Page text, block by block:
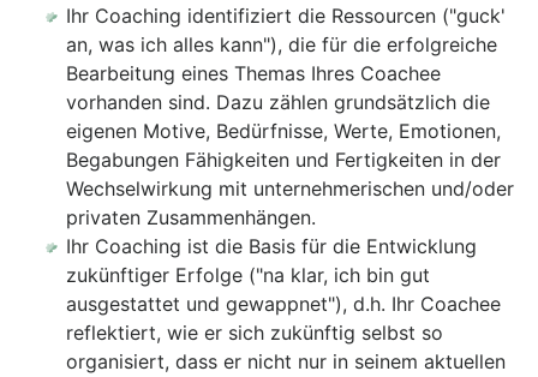
Ihr Coaching identifiziert die Ressourcen ("guck'
an, was ich alles kann"), die für die erfolgreiche
Bearbeitung eines Themas Ihres Coachee
vorhanden sind. Dazu zählen grundsätzlich die
eigenen Motive, Bedürfnisse, Werte, Emotionen,
Begabungen Fähigkeiten und Fertigkeiten in der
Wechselwirkung mit unternehmerischen und/oder
privaten Zusammenhängen.
Ihr Coaching ist die Basis für die Entwicklung
zukünftiger Erfolge ("na klar, ich bin gut
ausgestattet und gewappnet"), d.h. Ihr Coachee
reflektiert, wie er sich zukünftig selbst so
organisiert, dass er nicht nur in seinem aktuellen